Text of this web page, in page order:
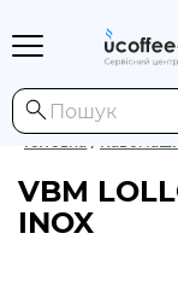
Головна /
VBM
INOX